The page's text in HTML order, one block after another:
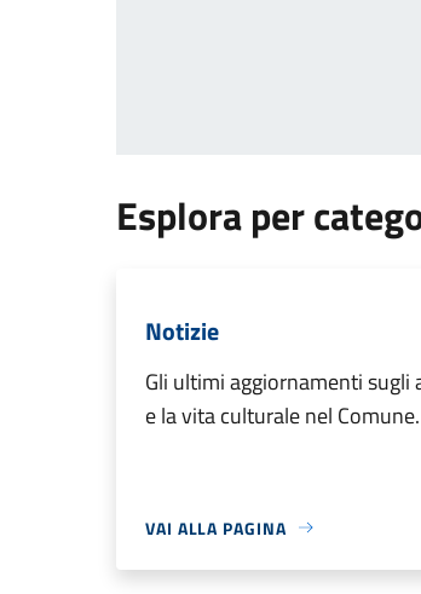
Esplora per
Notizie
Gli ultimi aggiornamenti sugli
e la vita culturale nel Comune.
VAI ALLA PAGINA